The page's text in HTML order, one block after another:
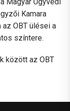
Kamara
OBT ülései a
színtere.
között az OBT